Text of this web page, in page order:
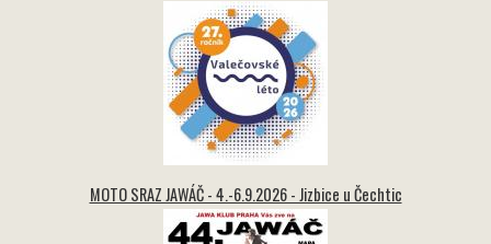
MOTO SRAZ JAWÁČ - 4.-6.9.2026 - Jizbice u Čechtic